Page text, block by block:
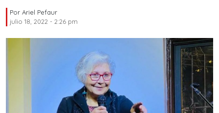
Por Ariel Pefaur
julio 18, 2022 - 2:26 pm